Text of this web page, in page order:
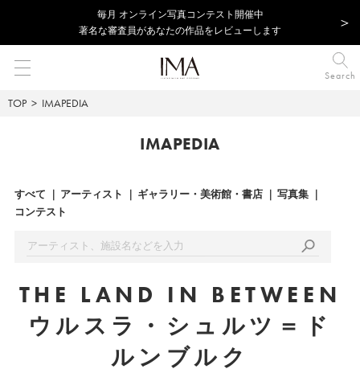
毎⽉ オンライン写真コンテスト開催中
著名な審査員があなたの作品をレビューします
Search
TOP IMAPEDIA
IMAPEDIA
すべて アーティスト ギャラリー・美術館・書店
写真集
コンテスト
THE LAND IN BETWEEN
ウルスラ・シュルツ＝ド
ルンブルク